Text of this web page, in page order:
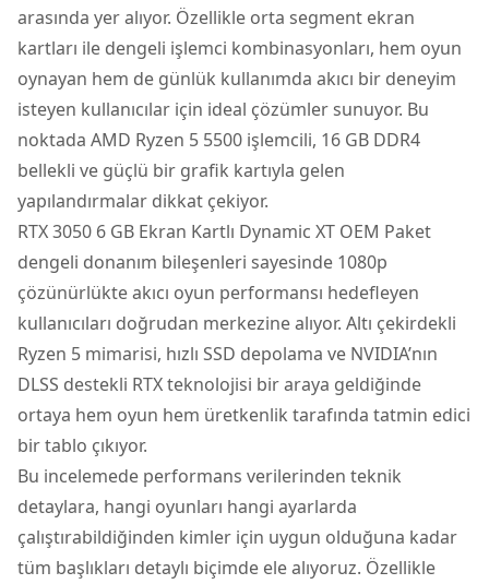
arasında yer alıyor. Özellikle orta segment ekran
kartları ile dengeli işlemci kombinasyonları, hem oyun
oynayan hem de günlük kullanımda akıcı bir deneyim
isteyen kullanıcılar için ideal çözümler sunuyor. Bu
noktada AMD Ryzen 5 5500 işlemcili, 16 GB DDR4
bellekli ve güçlü bir grafik kartıyla gelen
yapılandırmalar dikkat çekiyor.
RTX 3050 6 GB Ekran Kartlı Dynamic XT OEM Paket
dengeli donanım bileşenleri sayesinde 1080p
çözünürlükte akıcı oyun performansı hedefleyen
kullanıcıları doğrudan merkezine alıyor. Altı çekirdekli
Ryzen 5 mimarisi, hızlı SSD depolama ve NVIDIA’nın
DLSS destekli RTX teknolojisi bir araya geldiğinde
ortaya hem oyun hem üretkenlik tarafında tatmin edici
bir tablo çıkıyor.
Bu incelemede performans verilerinden teknik
detaylara, hangi oyunları hangi ayarlarda
çalıştırabildiğinden kimler için uygun olduğuna kadar
tüm başlıkları detaylı biçimde ele alıyoruz. Özellikle